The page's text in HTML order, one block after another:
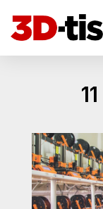
na
obsah